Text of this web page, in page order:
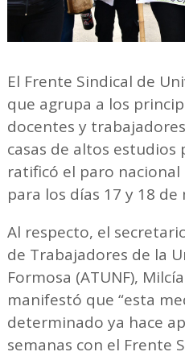
El Frente Sindical de
que agrupa a los
docentes y
casas de altos estudios
ratificó el paro
para los días 17 y 18 de
Al respecto, el
de Trabajadores de la
Formosa (ATUNF),
manifestó que “esta
determinado ya hace
semanas con el Frente